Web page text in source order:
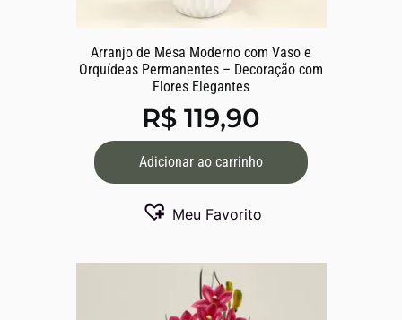
Arranjo de Mesa Moderno com Vaso e
Orquídeas Permanentes – Decoração com
Flores Elegantes
R$ 119,90
Adicionar ao carrinho
Meu Favorito